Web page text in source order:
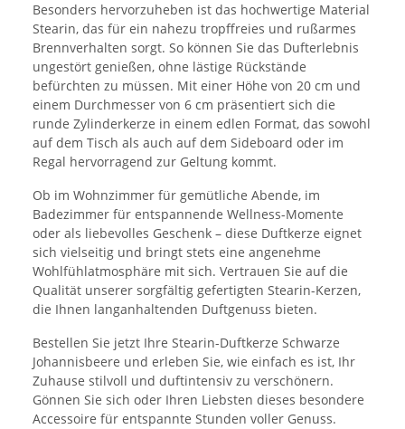
Besonders hervorzuheben ist das hochwertige Material
Stearin, das für ein nahezu tropffreies und rußarmes
Brennverhalten sorgt. So können Sie das Dufterlebnis
ungestört genießen, ohne lästige Rückstände
befürchten zu müssen. Mit einer Höhe von 20 cm und
einem Durchmesser von 6 cm präsentiert sich die
runde Zylinderkerze in einem edlen Format, das sowohl
auf dem Tisch als auch auf dem Sideboard oder im
Regal hervorragend zur Geltung kommt.
Ob im Wohnzimmer für gemütliche Abende, im
Badezimmer für entspannende Wellness-Momente
oder als liebevolles Geschenk – diese Duftkerze eignet
sich vielseitig und bringt stets eine angenehme
Wohlfühlatmosphäre mit sich. Vertrauen Sie auf die
Qualität unserer sorgfältig gefertigten Stearin-Kerzen,
die Ihnen langanhaltenden Duftgenuss bieten.
Bestellen Sie jetzt Ihre Stearin-Duftkerze Schwarze
Johannisbeere und erleben Sie, wie einfach es ist, Ihr
Zuhause stilvoll und duftintensiv zu verschönern.
Gönnen Sie sich oder Ihren Liebsten dieses besondere
Accessoire für entspannte Stunden voller Genuss.